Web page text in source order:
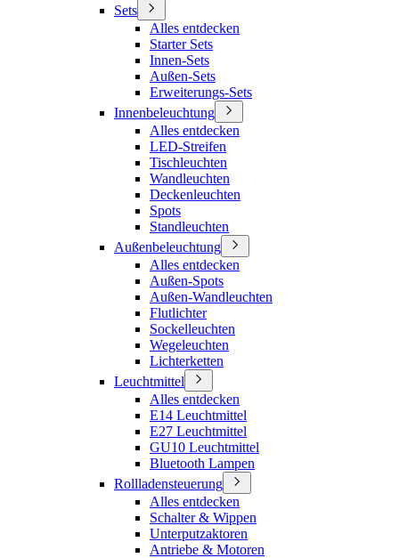
Sets
Alles entdecken
Starter Sets
Innen-Sets
Außen-Sets
Erweiterungs-Sets
Innenbeleuchtung
Alles entdecken
LED-Streifen
Tischleuchten
Wandleuchten
Deckenleuchten
Spots
Standleuchten
Außenbeleuchtung
Alles entdecken
Außen-Spots
Außen-Wandleuchten
Flutlichter
Sockelleuchten
Wegeleuchten
Lichterketten
Leuchtmittel
Alles entdecken
E14 Leuchtmittel
E27 Leuchtmittel
GU10 Leuchtmittel
Bluetooth Lampen
Rollladensteuerung
Alles entdecken
Schalter & Wippen
Unterputzaktoren
Antriebe & Motoren